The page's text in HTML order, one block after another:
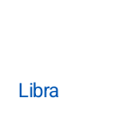
Libra